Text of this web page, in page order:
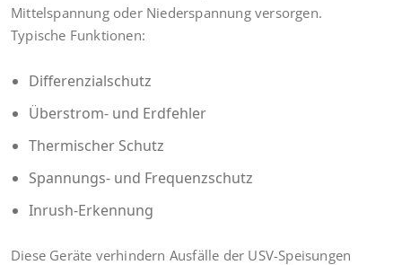
Mittelspannung oder Niederspannung versorgen.
Typische Funktionen:
Differenzialschutz
Überstrom- und Erdfehler
Thermischer Schutz
Spannungs- und Frequenzschutz
Inrush-Erkennung
Diese Geräte verhindern Ausfälle der USV-Speisungen